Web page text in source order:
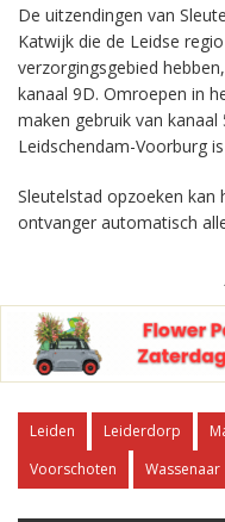
De uitzendingen van
Katwijk die de Leidse
verzorgingsgebied
kanaal 9D. Omroepen in
maken gebruik van
Leidschendam-Voorburg
Sleutelstad opzoeken
ontvanger automatisch
Leiden Leiderdorp
Voorschoten
Wassenaar